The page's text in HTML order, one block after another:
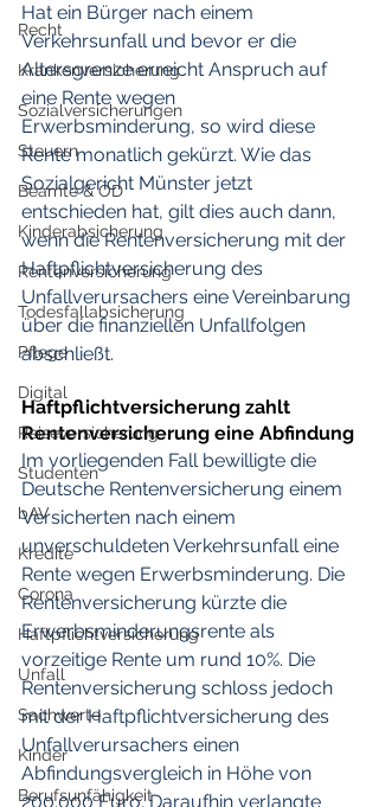
Recht
Krankenversicherung
Sozialversicherungen
Steuern
Beamte & ÖD
Kinderabsicherung
Rentenversicherung
Todesfallabsicherung
Pflege
Digital
Reiseversicherung
Studenten
bAV
Kredite
Corona
Haftpflichtversicherung
Unfall
Sachwerte
Kinder
Berufsunfähigkeit
Hat ein Bürger nach einem
Verkehrsunfall und bevor er die
Altersgrenze erreicht Anspruch auf
eine Rente wegen
Erwerbsminderung, so wird diese
Rente monatlich gekürzt. Wie das
Sozialgericht Münster jetzt
entschieden hat, gilt dies auch dann,
wenn die Rentenversicherung mit der
Haftpflichtversicherung des
Unfallverursachers eine Vereinbarung
über die finanziellen Unfallfolgen
abschließt.
Haftpflichtversicherung zahlt
Rentenversicherung eine Abfindung
Im vorliegenden Fall bewilligte die
Deutsche Rentenversicherung einem
Versicherten nach einem
unverschuldeten Verkehrsunfall eine
Rente wegen Erwerbsminderung. Die
Rentenversicherung kürzte die
Erwerbsminderungsrente als
vorzeitige Rente um rund 10%. Die
Rentenversicherung schloss jedoch
mit der Haftpflichtversicherung des
Unfallverursachers einen
Abfindungsvergleich in Höhe von
200.000 Euro. Daraufhin verlangte